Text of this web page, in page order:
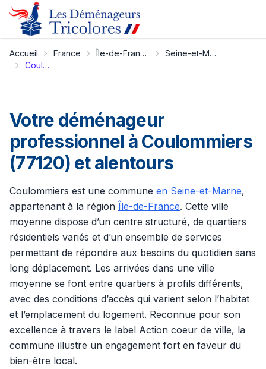
Accueil France Île-de-France
Seine-et-Marne
Coulommiers
Votre déménageur
professionnel à Coulommiers
(77120) et alentours
Coulommiers est une commune en Seine-et-Marne,
appartenant à la région Île-de-France. Cette ville
moyenne dispose d’un centre structuré, de quartiers
résidentiels variés et d’un ensemble de services
permettant de répondre aux besoins du quotidien sans
long déplacement. Les arrivées dans une ville
moyenne se font entre quartiers à profils différents,
avec des conditions d’accès qui varient selon l’habitat
et l’emplacement du logement. Reconnue pour son
excellence à travers le label Action coeur de ville, la
commune illustre un engagement fort en faveur du
bien-être local.